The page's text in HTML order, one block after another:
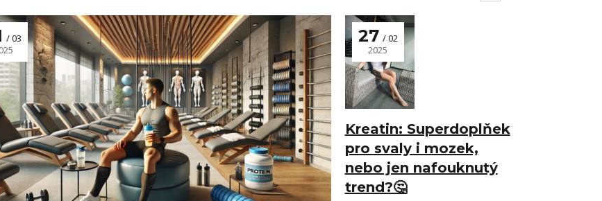
03
Kreatin: Superdoplňek
pro svaly i mozek,
nebo jen nafouknutý
trend?🤔
27
02
2025